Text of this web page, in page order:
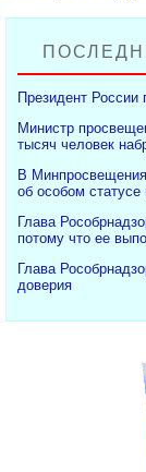
Президент России
Министр
тысяч человек
В
об особом статусе
Глава
потому что ее
Глава
доверия